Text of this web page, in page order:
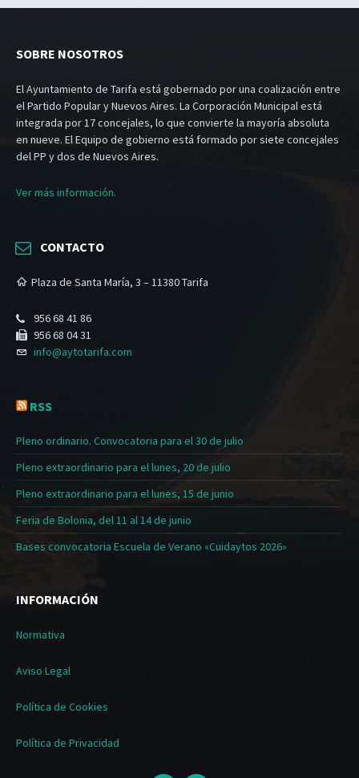
SOBRE NOSOTROS
El Ayuntamiento de Tarifa está gobernado por una coalización entre
el Partido Popular y Nuevos Aires. La Corporación Municipal está
integrada por 17 concejales, lo que convierte la mayoría absoluta
en nueve. El Equipo de gobierno está formado por siete concejales
del PP y dos de Nuevos Aires.
Ver más información.
CONTACTO
Plaza de Santa María, 3 – 11380 Tarifa
956 68 41 86
956 68 04 31
info@aytotarifa.com
RSS
Pleno ordinario. Convocatoria para el 30 de julio
Pleno extraordinario para el lunes, 20 de julio
Pleno extraordinario para el lunes, 15 de junio
Feria de Bolonia, del 11 al 14 de junio
Bases convocatoria Escuela de Verano «Cuidaytos 2026»
INFORMACIÓN
Normativa
Aviso Legal
Política de Cookies
Política de Privacidad